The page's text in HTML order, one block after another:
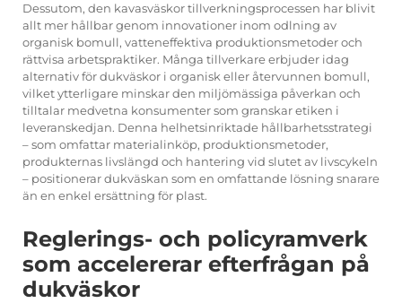
Dessutom, den kavasväskortillverkningsprocessen har blivit
allt mer hållbar genom innovationer inom odlning av
organisk bomull, vatteneffektiva produktionsmetoder och
rättvisa arbetspraktiker. Många tillverkare erbjuder idag
alternativ för dukväskor i organisk eller återvunnen bomull,
vilket ytterligare minskar den miljömässiga påverkan och
tilltalar medvetna konsumenter som granskar etiken i
leveranskedjan. Denna helhetsinriktade hållbarhetsstrategi
– som omfattar materialinköp, produktionsmetoder,
produkternas livslängd och hantering vid slutet av livscykeln
– positionerar dukväskan som en omfattande lösning snarare
än en enkel ersättning för plast.
Reglerings- och policyramverk
som accelererar efterfrågan på
dukväskor